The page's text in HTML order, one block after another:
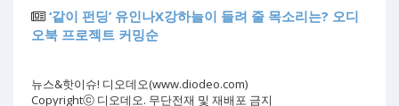
‘같이 펀딩’ 유인나X강하늘이 들려 줄 목소리는? 오디
오북 프로젝트 커밍순
뉴스&핫이슈! 디오데오(www.diodeo.com)
Copyrightⓒ 디오데오. 무단전재 및 재배포 금지